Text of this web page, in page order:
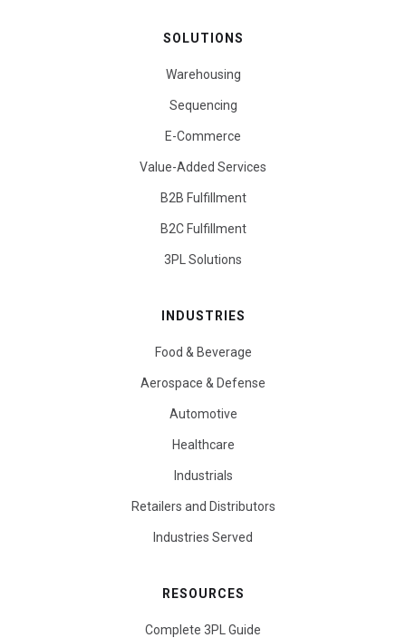
SOLUTIONS
Warehousing
Sequencing
E-Commerce
Value-Added Services
B2B Fulfillment
B2C Fulfillment
3PL Solutions
INDUSTRIES
Food & Beverage
Aerospace & Defense
Automotive
Healthcare
Industrials
Retailers and Distributors
Industries Served
RESOURCES
Complete 3PL Guide